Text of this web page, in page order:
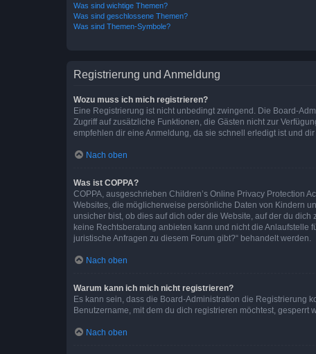
Was sind wichtige Themen?
Was sind geschlossene Themen?
Was sind Themen-Symbole?
Registrierung und Anmeldung
Wozu muss ich mich registrieren?
Eine Registrierung ist nicht unbedingt zwingend. Die Board-
Zugriff auf zusätzliche Funktionen, die Gästen nicht zur
empfehlen dir eine Anmeldung, da sie schnell erledigt ist und
Nach oben
Was ist COPPA?
COPPA, ausgeschrieben Children’s Online Privacy Protection
Websites, die möglicherweise persönliche Daten von Kindern
unsicher bist, ob dies auf dich oder die Website, auf der du
keine Rechtsberatung anbieten kann und nicht die Anlaufstelle
juristische Anfragen zu diesem Forum gibt?“ behandelt werden.
Nach oben
Warum kann ich mich nicht registrieren?
Es kann sein, dass die Board-Administration die Registrierung
Benutzername, mit dem du dich registrieren möchtest,
Nach oben